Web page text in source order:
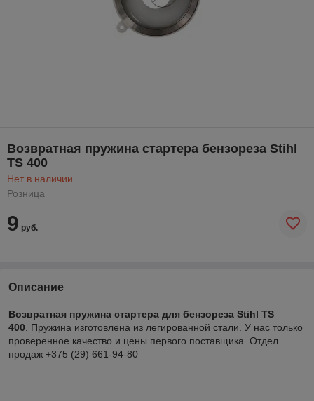
Возвратная пружина стартера бензореза Stihl
ТS 400
Нет в наличии
Розница
9 руб.
Описание
Возвратная пружина стартера для бензореза Stihl ТS
400 . Пружина изготовлена из легированной стали. У нас только
проверенное качество и цены первого поставщика. Отдел
продаж +375 (29) 661-94-80